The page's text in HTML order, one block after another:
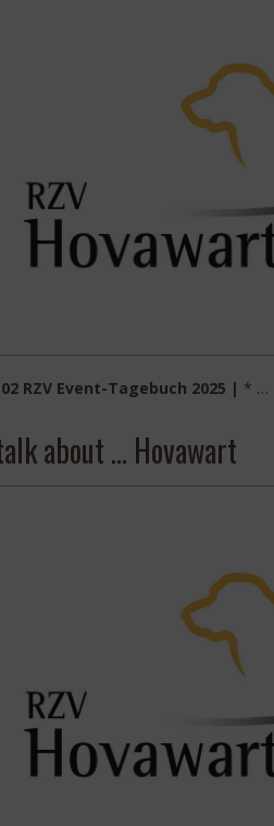
RZV Event-Tagebuch 2025 | * …
about … Hovawart